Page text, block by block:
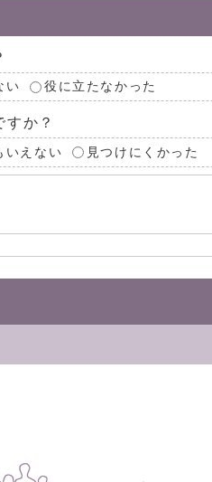
い 役に立たなかった
か？
いえない 見つけにくかった